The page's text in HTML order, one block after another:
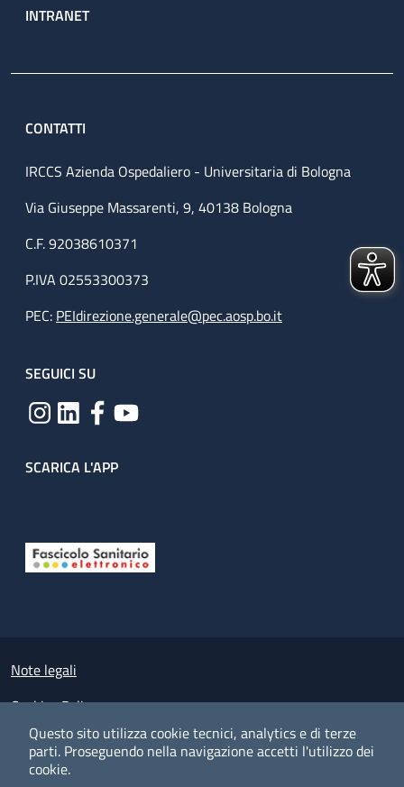
Questo sito utilizza cookie tecnici, analytics e di terze
parti. Proseguendo nella navigazione accetti l'utilizzo dei
cookie.
INTRANET
CONTATTI
IRCCS Azienda Ospedaliero - Universitaria di Bologna
Via Giuseppe Massarenti, 9, 40138 Bologna
C.F. 92038610371
P.IVA 02553300373
PEC: PEIdirezione.generale@pec.aosp.bo.it
SEGUICI SU
SCARICA L'APP
Small prints
Note legali
Cookies Policy
Policy privacy e protezione del dato personale
Albo pretorio on-line